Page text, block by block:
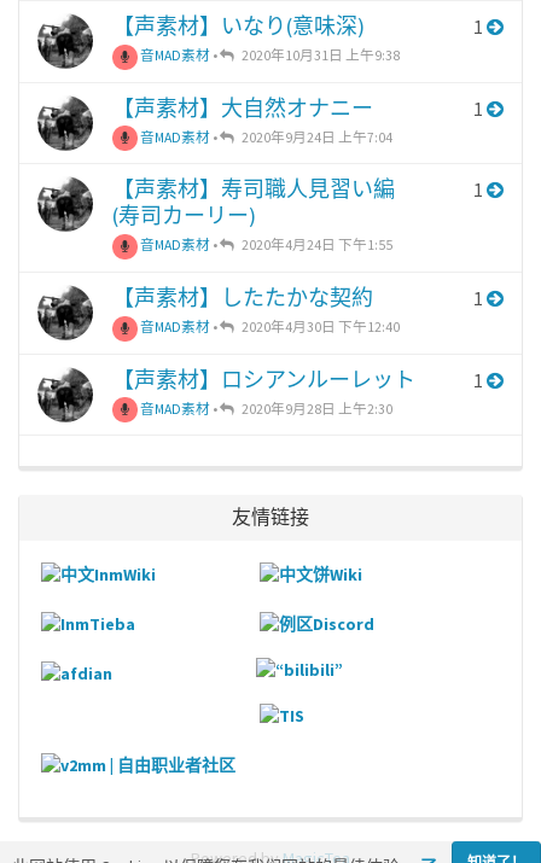
【声素材】いなり(意味深)
音MAD素材 • 2020年10月31日 上午9:38
1
【声素材】大自然オナニー
音MAD素材 • 2020年9月24日 上午7:04
1
【声素材】寿司職人見習い編
(寿司カーリー)
音MAD素材 • 2020年4月24日 下午1:55
1
【声素材】したたかな契約
音MAD素材 • 2020年4月30日 下午12:40
1
【声素材】ロシアンルーレット
音MAD素材 • 2020年9月28日 上午2:30
1
友情链接